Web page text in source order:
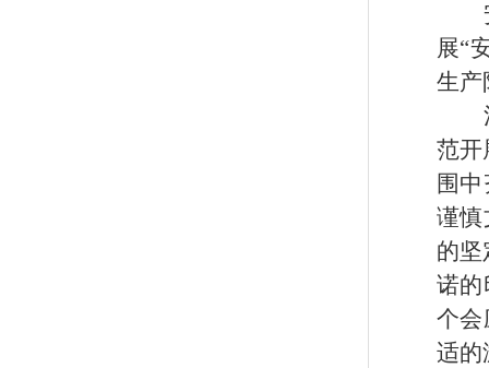
展“
生产
范开
围
谨
的坚
诺的
个会
适的